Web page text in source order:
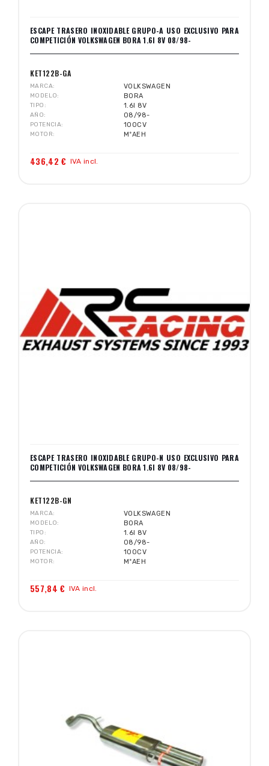
ESCAPE TRASERO INOXIDABLE GRUPO-A USO EXCLUSIVO PARA
COMPETICIÓN VOLKSWAGEN BORA 1.6I 8V 08/98-
KET122B-GA
MARCA VOLKSWAGEN
MODELO BORA
TIPO 1.6I 8V
AÑO 08/98-
POTENCIA 100CV
MOTOR MºAEH
436,42 € IVA incl.
ESCAPE TRASERO INOXIDABLE GRUPO-N USO EXCLUSIVO PARA
COMPETICIÓN VOLKSWAGEN BORA 1.6I 8V 08/98-
KET122B-GN
MARCA VOLKSWAGEN
MODELO BORA
TIPO 1.6I 8V
AÑO 08/98-
POTENCIA 100CV
MOTOR MºAEH
557,84 € IVA incl.